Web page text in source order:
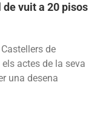
record
mundial
vuit a 20 pisos
de
actes de la seva
una desena